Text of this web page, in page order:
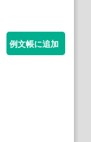
例文帳に追加